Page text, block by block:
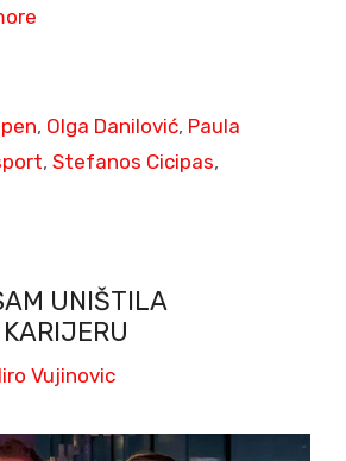
, Olga Danilović, Paula
, Stefanos Cicipas,
UNIŠTILA
Vujinovic